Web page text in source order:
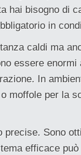
hai bisogno di
in
caldi ma
essere enormi
In
moffole per la
precise. Sono
efficace